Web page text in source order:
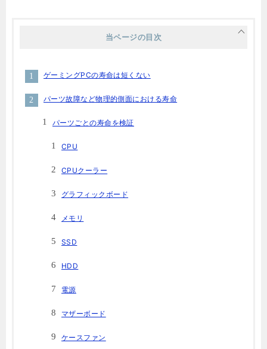
当ページの目次
ゲーミングPCの寿命は短くない
パーツ故障など物理的側面における寿命
パーツごとの寿命を検証
CPU
CPUクーラー
グラフィックボード
メモリ
SSD
HDD
電源
マザーボード
ケースファン